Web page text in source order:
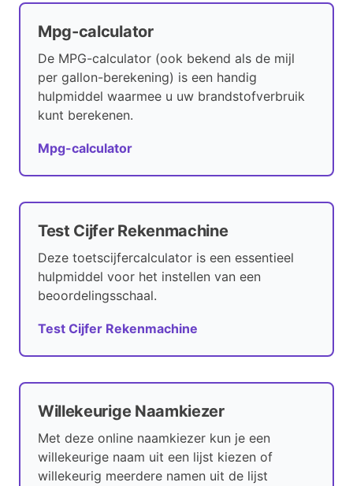
Mpg-calculator
De MPG-calculator (ook bekend als de mijl
per gallon-berekening) is een handig
hulpmiddel waarmee u uw brandstofverbruik
kunt berekenen.
Mpg-calculator
Test Cijfer Rekenmachine
Deze toetscijfercalculator is een essentieel
hulpmiddel voor het instellen van een
beoordelingsschaal.
Test Cijfer Rekenmachine
Willekeurige Naamkiezer
Met deze online naamkiezer kun je een
willekeurige naam uit een lijst kiezen of
willekeurig meerdere namen uit de lijst